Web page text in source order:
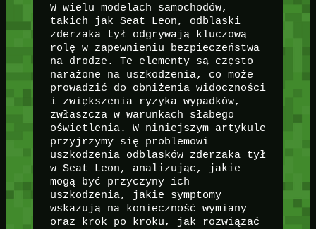
W wielu modelach samochodów,
takich jak Seat Leon, odblaski
zderzaka tył odgrywają kluczową
rolę w zapewnieniu bezpieczeństwa
na drodze. Te elementy są często
narażone na uszkodzenia, co może
prowadzić do obniżenia widoczności
i zwiększenia ryzyka wypadków,
zwłaszcza w warunkach słabego
oświetlenia. W niniejszym artykule
przyjrzymy się problemowi
uszkodzenia odblasków zderzaka tył
w Seat Leon, analizując, jakie
mogą być przyczyny ich
uszkodzenia, jakie symptomy
wskazują na konieczność wymiany
oraz krok po kroku, jak rozwiązać